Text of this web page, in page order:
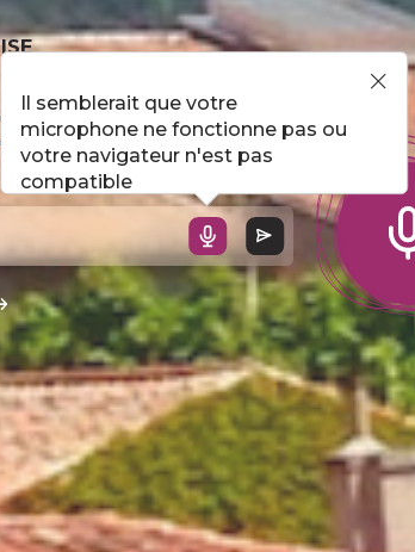
!
Il semblerait que votre
microphone ne fonctionne pas ou
votre navigateur n'est pas
compatible